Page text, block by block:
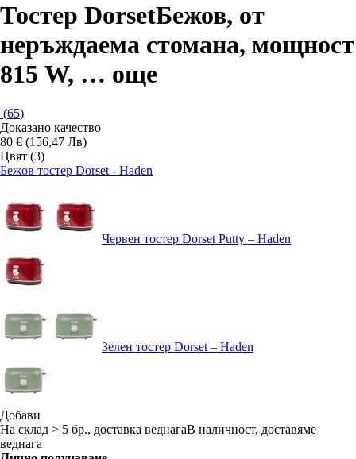
Тостер DorsetБежов, от
неръждаема стомана, мощност
815 W, … още
(65)
Доказано качество
80 € (156,47 Лв)
Цвят (3)
Бежов тостер Dorset - Haden
Червен тостер Dorset Putty – Haden
Зелен тостер Dorset – Haden
Добави
На склад > 5 бр., доставка веднагаВ наличност, доставяме
веднага